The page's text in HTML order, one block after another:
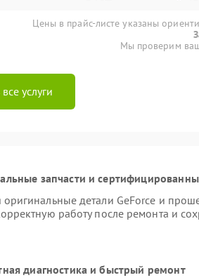
Цены в прайс-листе указаны
Мы проверим
услуги
запчасти и
оригинальные детали GeForce и
работу после ремонта и
диагностика и быстрый ремонт